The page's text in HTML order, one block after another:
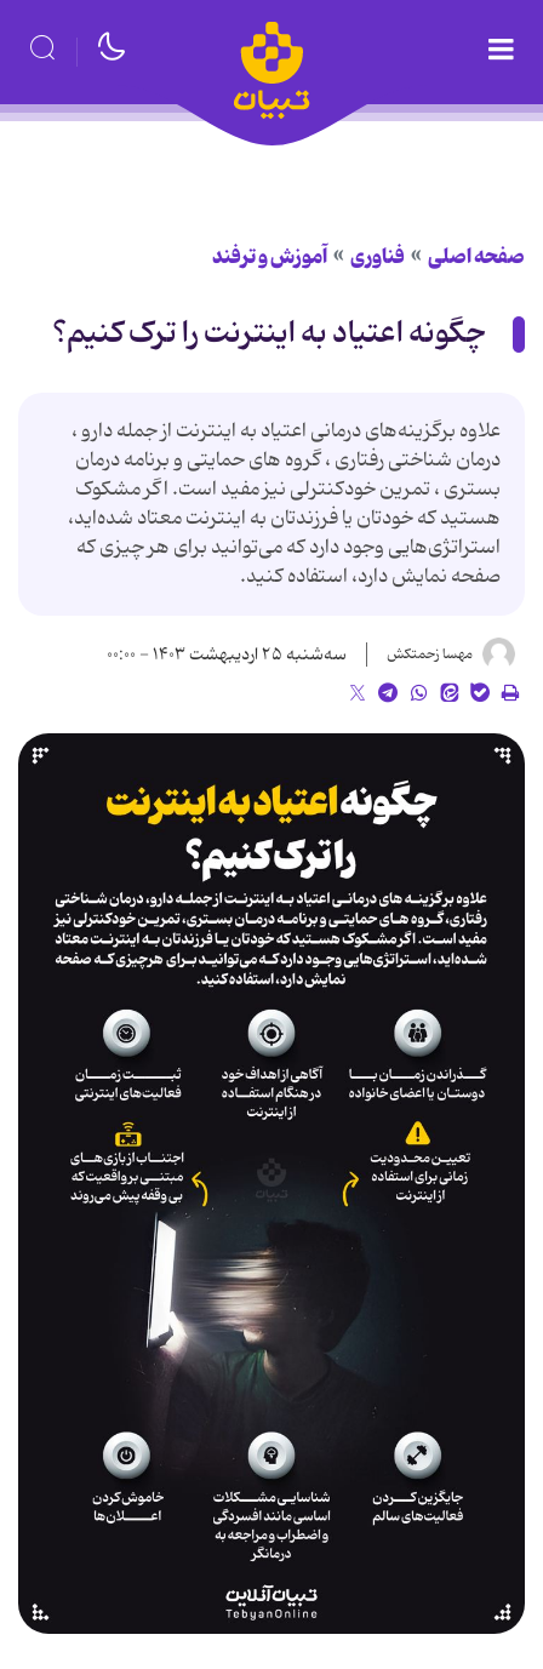
صفحه اصلی فناوری آموزش و ترفند
چگونه اعتیاد به اینترنت را ترک کنیم؟
علاوه برگزینه‌های درمانی اعتیاد به اینترنت از جمله دارو ،
درمان شناختی رفتاری ، گروه های حمایتی و برنامه درمان
بستری ، تمرین خودکنترلی نیز مفید است. اگر مشکوک
هستید که خودتان یا فرزندتان به اینترنت معتاد شده‌اید،
استراتژی‌هایی وجود دارد که می‌توانید برای هر چیزی که
صفحه نمایش دارد، استفاده کنید.
مهسا زحمتکش سه‌شنبه ۲۵ اردیبهشت ۱۴۰۳ - ۰۰:۰۰